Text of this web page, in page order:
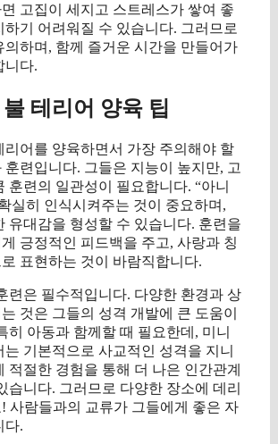
고집이 세지고 스트레스가 쌓여 좋
하기 어려워질 수 있습니다. 그러므로
의하며, 함께 즐거운 시간을 만들어가
니다.
테리어 양육 팁
리어를 양육하면서 가장 주의해야 할
훈련입니다. 그들은 지능이 높지만, 고
훈련의 일관성이 필요합니다. “아니
실히 인식시켜주는 것이 중요하며,
유대감을 형성할 수 있습니다. 훈련을
긍정적인 피드백을 주고, 사랑과 칭
표현하는 것이 바람직합니다.
련은 필수적입니다. 다양한 환경과 상
것은 그들의 성격 개발에 큰 도움이
히 아동과 함께할 때 필요한데, 미니
는 기본적으로 사교적인 성격을 지니
적절한 경험을 통해 더 나은 인간관계
습니다. 그러므로 다양한 장소에 데리
사람들과의 교류가 그들에게 좋은 자
다.